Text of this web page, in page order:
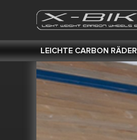
LEICHTE CARBON RÄDER